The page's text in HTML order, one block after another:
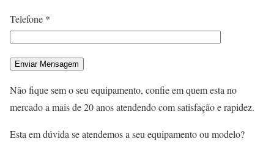
Telefone *
Não fique sem o seu equipamento, confie em quem esta no
mercado a mais de 20 anos atendendo com satisfação e rapidez.
Esta em dúvida se atendemos a seu equipamento ou modelo?